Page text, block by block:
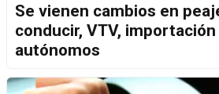
Se vienen cambios en
conducir, VTV,
autónomos